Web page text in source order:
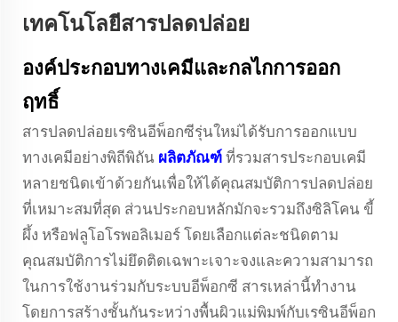
เทคโนโลยีสารปลดปล่อย
องค์ประกอบทางเคมีและกลไกการออก
ฤทธิ์
สารปลดปล่อยเรซินอีพ็อกซีรุ่นใหม่ได้รับการออกแบบ
ทางเคมีอย่างพิถีพิถัน ผลิตภัณฑ์ ที่รวมสารประกอบเคมี
หลายชนิดเข้าด้วยกันเพื่อให้ได้คุณสมบัติการปลดปล่อย
ที่เหมาะสมที่สุด ส่วนประกอบหลักมักจะรวมถึงซิลิโคน ขี้
ผึ้ง หรือฟลูโอโรพอลิเมอร์ โดยเลือกแต่ละชนิดตาม
คุณสมบัติการไม่ยึดติดเฉพาะเจาะจงและความสามารถ
ในการใช้งานร่วมกับระบบอีพ็อกซี สารเหล่านี้ทำงาน
โดยการสร้างชั้นกันระหว่างพื้นผิวแม่พิมพ์กับเรซินอีพ็อก